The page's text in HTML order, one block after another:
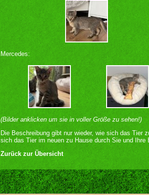
Mercedes:
(Bilder anklicken um sie in voller Größe zu sehen!)
Die Beschreibung gibt nur wieder, wie sich das
sich das Tier im neuen zu Hause durch Sie und Ihre
Zurück zur Übersicht